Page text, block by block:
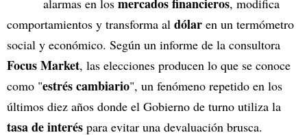
alarmas en los
, modifica
comportamientos y transforma al dólar en un termómetro
social y económico. Según un informe de la consultora
Focus Market, las elecciones producen lo que se conoce
como "estrés cambiario", un fenómeno repetido en los
últimos diez años donde el Gobierno de turno utiliza la
tasa de interés para evitar una devaluación brusca.